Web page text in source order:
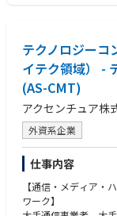
・情報システム部門
■コンサル経験者の方
・大手クライアント
・急拡大をする部門
トの主導
・コンサルタントの
・営業と連動し、提
・ITコンサルタント
・情報システム部門支
・上昇志向が高い方
・コミュニケーショ
テクノロジーコ
イテク領域） -
(AS-CMT)
アクセンチュア株
外資系企業
仕事内容
【通信・メディア・
ワーク】